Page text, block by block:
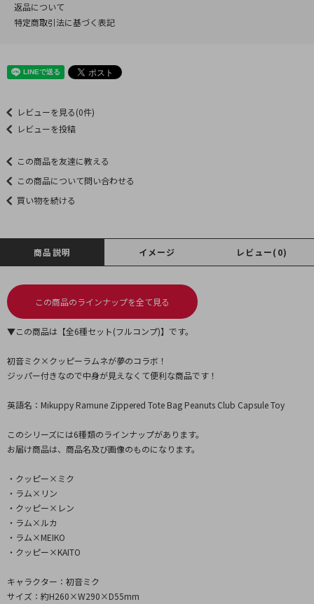
返品について
特定商取引法に基づく表記
レビューを見る(0件)
レビューを投稿
この商品を友達に教える
この商品について問い合わせる
買い物を続ける
商品説明 イメージ レビュー(0)
この商品のラインナップを全て見る
▼この商品は【全6種セット(フルコンプ)】です。
初音ミク×クッピーラムネが夢のコラボ！
ジッパー付きなので中身が見えなくて便利な商品です！
英語名：Mikuppy Ramune Zippered Tote Bag Peanuts Club Capsule Toy
このシリーズには6種類のラインナップがあります。
お届け商品は、商品名及び画像のものになります。
・クッピー×ミク
・ラム×リン
・クッピー×レン
・ラム×ルカ
・ラム×MEIKO
・クッピー×KAITO
キャラクター：初音ミク
サイズ：約H260×W290×D55mm